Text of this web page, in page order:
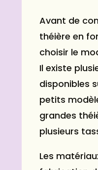
Avant de
théière en
choisir le
Il existe
disponibles
petits
grandes
plusieurs
Les